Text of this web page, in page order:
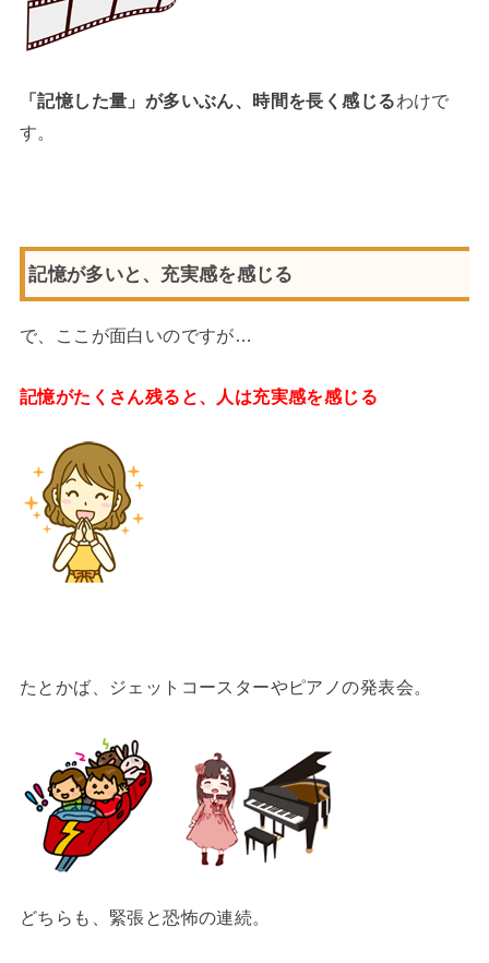
「記憶した量」が多いぶん、時間を長く感じるわけで
す。
記憶が多いと、充実感を感じる
で、ここが面白いのですが…
記憶がたくさん残ると、人は充実感を感じる
たとかば、ジェットコースターやピアノの発表会。
どちらも、緊張と恐怖の連続。